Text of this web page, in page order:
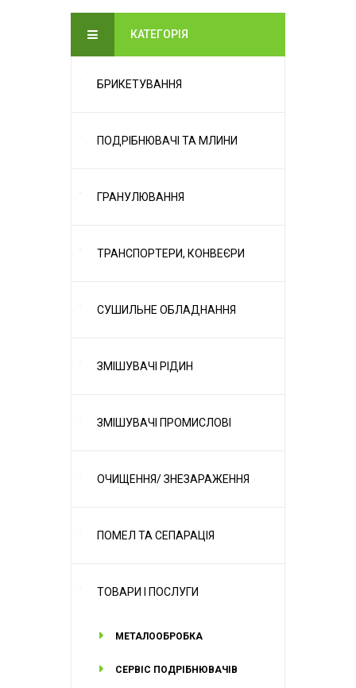
КАТЕГОРІЯ
БРИКЕТУВАННЯ
ПОДРІБНЮВАЧІ ТА МЛИНИ
ГРАНУЛЮВАННЯ
ТРАНСПОРТЕРИ, КОНВЕЄРИ
СУШИЛЬНЕ ОБЛАДНАННЯ
ЗМІШУВАЧІ РІДИН
ЗМІШУВАЧІ ПРОМИСЛОВІ
ОЧИЩЕННЯ/ ЗНЕЗАРАЖЕННЯ
ПОМЕЛ ТА СЕПАРАЦІЯ
ТОВАРИ І ПОСЛУГИ
МЕТАЛООБРОБКА
СЕРВІС ПОДРІБНЮВАЧІВ